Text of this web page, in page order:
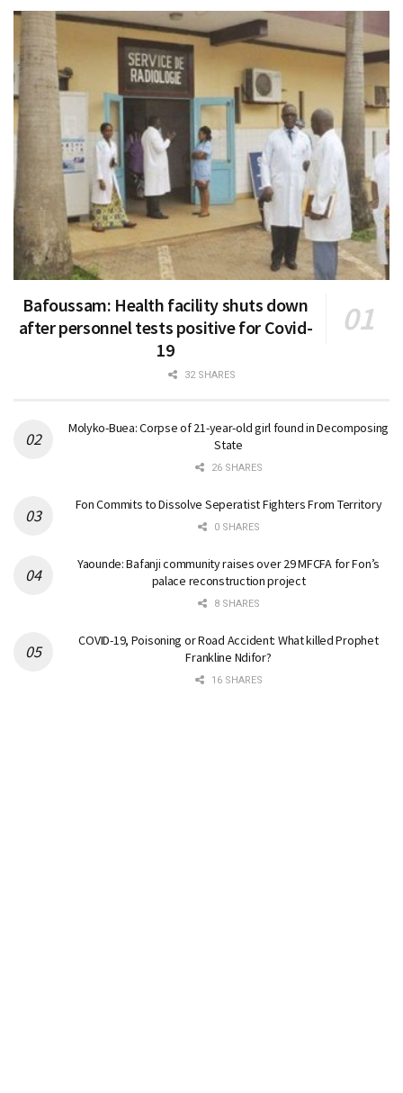
Bafoussam: Health facility shuts down
after personnel tests positive for Covid-
19
32 SHARES
Molyko-Buea: Corpse of 21-year-old girl found in Decomposing
State
26 SHARES
Fon Commits to Dissolve Seperatist Fighters From Territory
0 SHARES
Yaounde: Bafanji community raises over 29 MFCFA for Fon’s
palace reconstruction project
8 SHARES
COVID-19, Poisoning or Road Accident: What killed Prophet
Frankline Ndifor?
16 SHARES